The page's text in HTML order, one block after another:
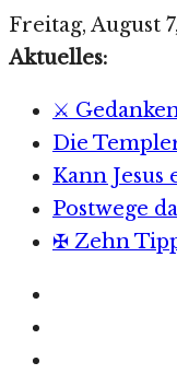
Zum
Inhalt
Freitag, August
Aktuelles:
⚔️
Die
Kann Jesus
Postwege
✠ Zehn